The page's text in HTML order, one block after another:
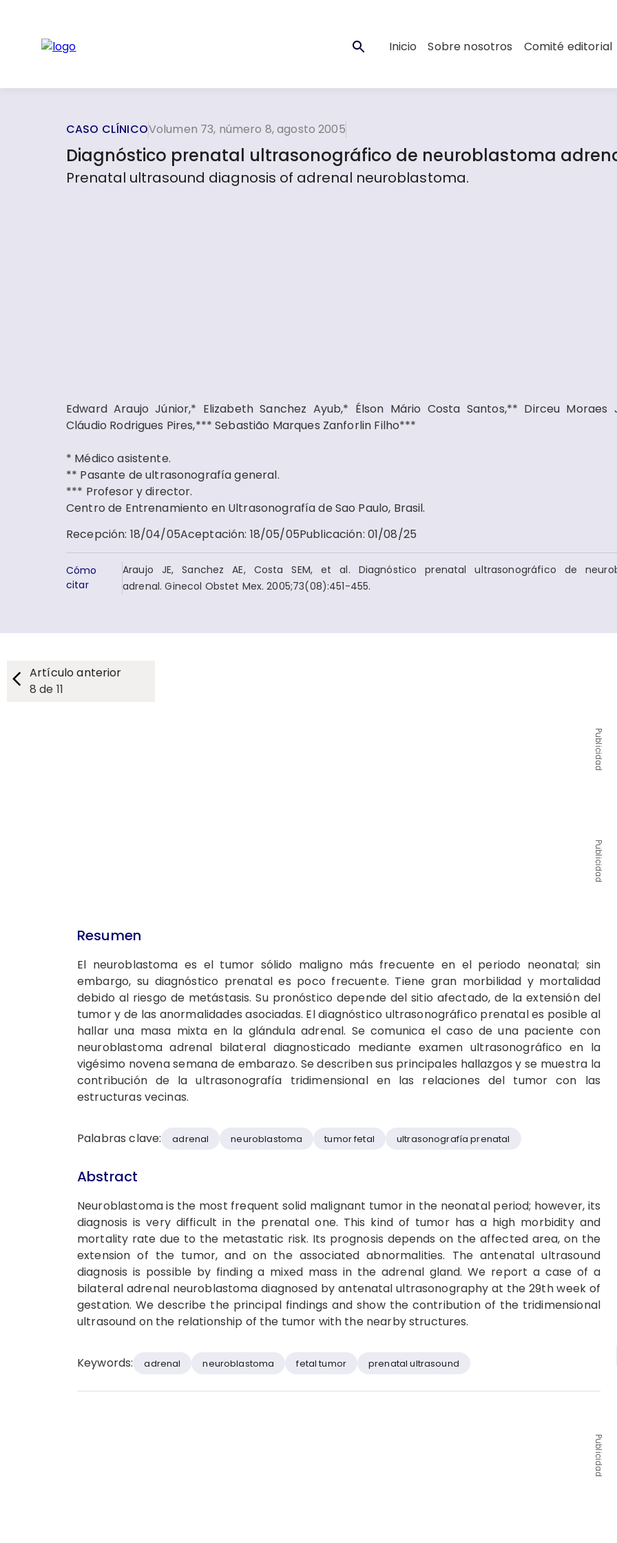
Inicio Sobre nosotros Comité editorial
CASO CLÍNICOVolumen 73, número 8, agosto 2005
Diagnóstico prenatal ultrasonográfico de neuroblastoma
Prenatal ultrasound diagnosis of adrenal neuroblastoma.
Edward Araujo Júnior,* Elizabeth Sanchez Ayub,* Élson Mário Costa Santos,** Dirceu Moraes
Cláudio Rodrigues Pires,*** Sebastião Marques Zanforlin Filho***
* Médico asistente.
** Pasante de ultrasonografía general.
*** Profesor y director.
Centro de Entrenamiento en Ultrasonografía de Sao Paulo, Brasil.
Recepción: 18/04/05Aceptación: 18/05/05Publicación: 01/08/25
Cómo
citar
Araujo JE, Sanchez AE, Costa SEM, et al. Diagnóstico prenatal ultrasonográfico de
adrenal. Ginecol Obstet Mex. 2005;73(08):451-455.
Artículo anterior
8 de 11
Publicidad
Publicidad
Resumen
El neuroblastoma es el tumor sólido maligno más frecuente en el periodo neonatal; sin
embargo, su diagnóstico prenatal es poco frecuente. Tiene gran morbilidad y mortalidad
debido al riesgo de metástasis. Su pronóstico depende del sitio afectado, de la extensión del
tumor y de las anormalidades asociadas. El diagnóstico ultrasonográfico prenatal es posible al
hallar una masa mixta en la glándula adrenal. Se comunica el caso de una paciente con
neuroblastoma adrenal bilateral diagnosticado mediante examen ultrasonográfico en la
vigésimo novena semana de embarazo. Se describen sus principales hallazgos y se muestra la
contribución de la ultrasonografía tridimensional en las relaciones del tumor con las
estructuras vecinas.
Palabras clave: adrenal neuroblastoma tumor fetal ultrasonografía prenatal
Abstract
Neuroblastoma is the most frequent solid malignant tumor in the neonatal period; however, its
diagnosis is very difficult in the prenatal one. This kind of tumor has a high morbidity and
mortality rate due to the metastatic risk. Its prognosis depends on the affected area, on the
extension of the tumor, and on the associated abnormalities. The antenatal ultrasound
diagnosis is possible by finding a mixed mass in the adrenal gland. We report a case of a
bilateral adrenal neuroblastoma diagnosed by antenatal ultrasonography at the 29th week of
gestation. We describe the principal findings and show the contribution of the tridimensional
ultrasound on the relationship of the tumor with the nearby structures.
Keywords: adrenal neuroblastoma fetal tumor prenatal ultrasound
Publicidad